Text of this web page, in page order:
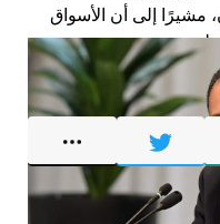
مشيرًا إلى أن الأسواق